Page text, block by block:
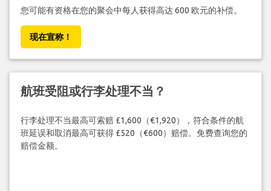
您可能有资格在您的聚会中每人获得高达 600 欧元的补偿。
现在宣称！
航班受阻或行李处理不当？
行李处理不当最高可索赔 £1,600（€1,920），符合条件的航
班延误和取消最高可获得 £520（€600）赔偿。免费查询您的
赔偿金额。